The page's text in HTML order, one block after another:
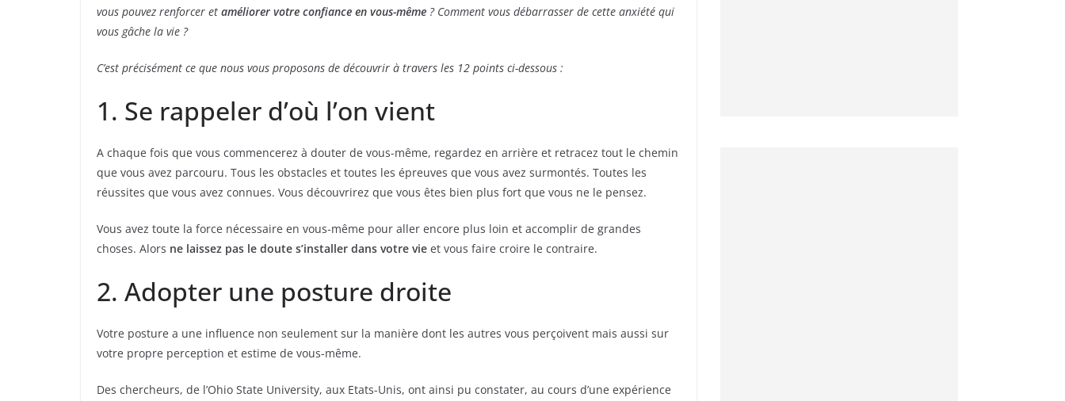
vous pouvez renforcer et améliorer votre confiance en vous-même ? Comment vous débarrasser de cette anxiété qui
vous gâche la vie ?
C’est précisément ce que nous vous proposons de découvrir à travers les 12 points ci-dessous :
1. Se rappeler d’où l’on vient
A chaque fois que vous commencerez à douter de vous-même, regardez en arrière et retracez tout le chemin
que vous avez parcouru. Tous les obstacles et toutes les épreuves que vous avez surmontés. Toutes les
réussites que vous avez connues. Vous découvrirez que vous êtes bien plus fort que vous ne le pensez.
Vous avez toute la force nécessaire en vous-même pour aller encore plus loin et accomplir de grandes
choses. Alors ne laissez pas le doute s’installer dans votre vie et vous faire croire le contraire.
2. Adopter une posture droite
Votre posture a une influence non seulement sur la manière dont les autres vous perçoivent mais aussi sur
votre propre perception et estime de vous-même.
Des chercheurs, de l’Ohio State University, aux Etats-Unis, ont ainsi pu constater, au cours d’une expérience